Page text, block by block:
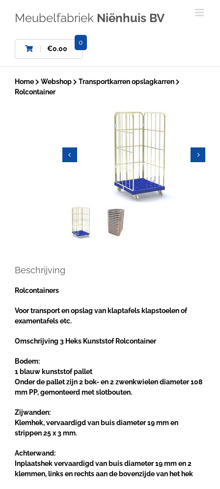
Meubelfabriek Niënhuis BV
€0.00
0
Home Webshop
Transportkarren opslagkarren
Rolcontainer
Beschrijving
Rolcontainers
Voor transport en opslag van klaptafels klapstoelen of
examentafels etc.
Omschrijving 3 Heks Kunststof Rolcontainer
Bodem:
1 blauw kunststof pallet
Onder de pallet zijn 2 bok- en 2 zwenkwielen diameter 108
mm PP, gemonteerd met slotbouten.
Zijwanden:
Klemhek, vervaardigd van buis diameter 19 mm en
strippen 25 x 3 mm.
Achterwand:
Inplaatshek vervaardigd van buis diameter 19 mm en 2
klemmen, links en rechts aan de bovenzijde van het hek